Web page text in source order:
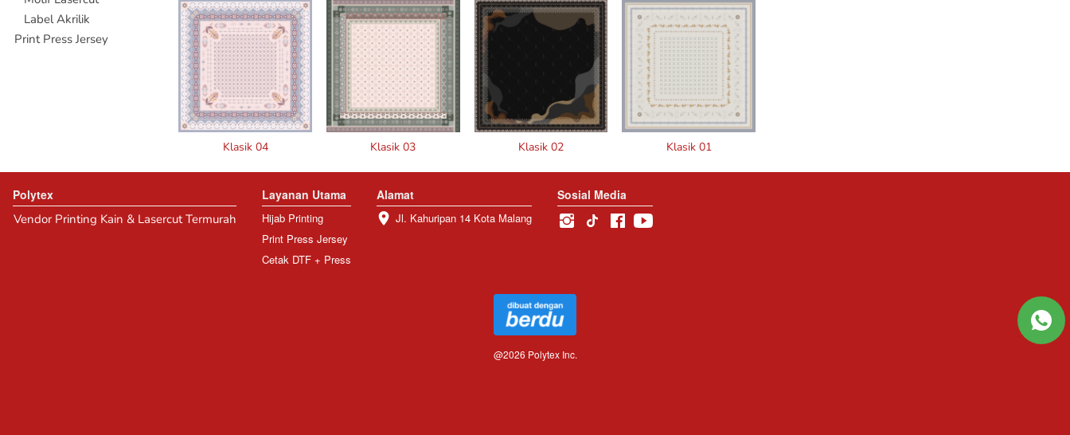
Label Akrilik
Print Press Jersey
Klasik 04 Klasik 03 Klasik 02 Klasik 01
Polytex
Vendor Printing Kain & Lasercut Termurah
Layanan Utama
Hijab Printing
Print Press Jersey
Cetak DTF + Press
Alamat
Jl. Kahuripan 14 Kota Malang
Sosial Media
@2026 Polytex Inc.